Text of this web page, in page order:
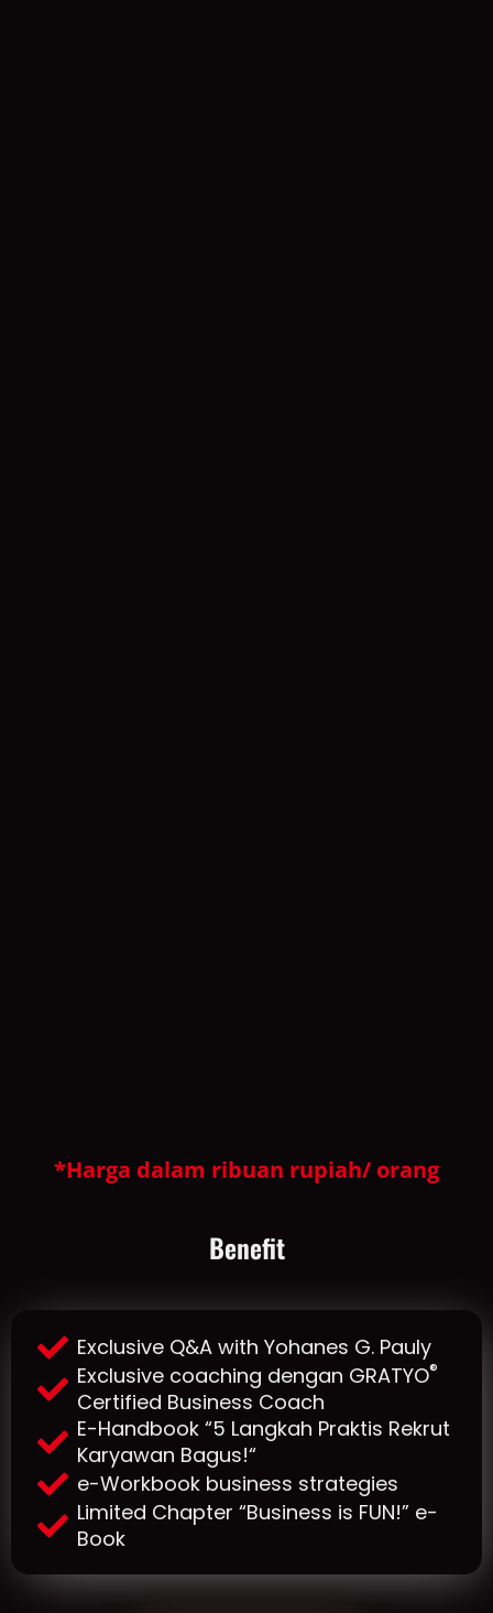
*Harga dalam ribuan rupiah/ orang
Benefit
Exclusive Q&A with Yohanes G. Pauly
Exclusive coaching dengan GRATYO®
Certified Business Coach
E-Handbook “5 Langkah Praktis Rekrut
Karyawan Bagus!“
e-Workbook business strategies
Limited Chapter “Business is FUN!” e-
Book